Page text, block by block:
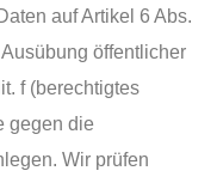
auf Artikel 6 Abs.
öffentlicher
f (berechtigtes
gegen die
Wir prüfen